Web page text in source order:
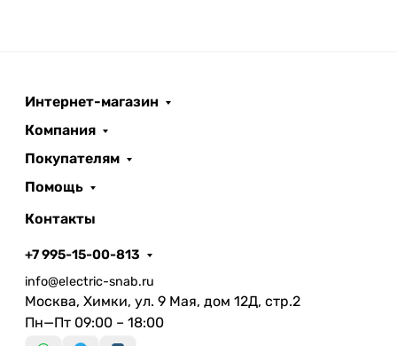
горизонтали (для модульных
Количество модулей по вертикали
(для модульных серий)
С установленной сеткой
Без перегородки
Интернет-магазин
Компания
Покупателям
Помощь
Контакты
+7 995-15-00-813
info@electric-snab.ru
Москва, Химки, ул. 9 Мая, дом 12Д, стр.2
Пн—Пт 09:00 – 18:00